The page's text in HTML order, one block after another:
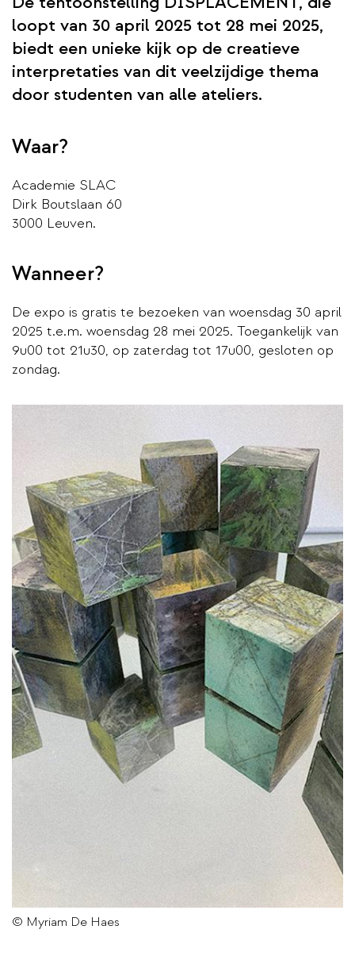
© Myriam De Haes
loopt van 30 april 2025 tot 28 mei 2025,
biedt een unieke kijk op de creatieve
interpretaties van dit veelzijdige thema
door studenten van alle ateliers.
Waar?
Academie SLAC
Dirk Boutslaan 60
3000 Leuven.
Wanneer?
De expo is gratis te bezoeken van woensdag 30 april
2025 t.e.m. woensdag 28 mei 2025. Toegankelijk van
9u00 tot 21u30, op zaterdag tot 17u00, gesloten op
zondag.